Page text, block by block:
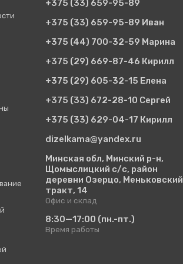
+375 (33) 659-95-89
+375 (33) 659-95-89 Иван
+375 (44) 700-32-59 Марина
+375 (29) 669-87-46 Кирилл
+375 (29) 605-32-15 Елена
+375 (33) 672-28-10 Сергей
+375 (33) 629-04-17 Кирилл
dizelkama@yandex.ru
Минская обл, Минский р-н,
Щомыслицкий с/с, район
деревни Озерцо, Меньковский
тракт, 14
Офис и склад
8:30—17:00 (пн.-пт.)
Время работы